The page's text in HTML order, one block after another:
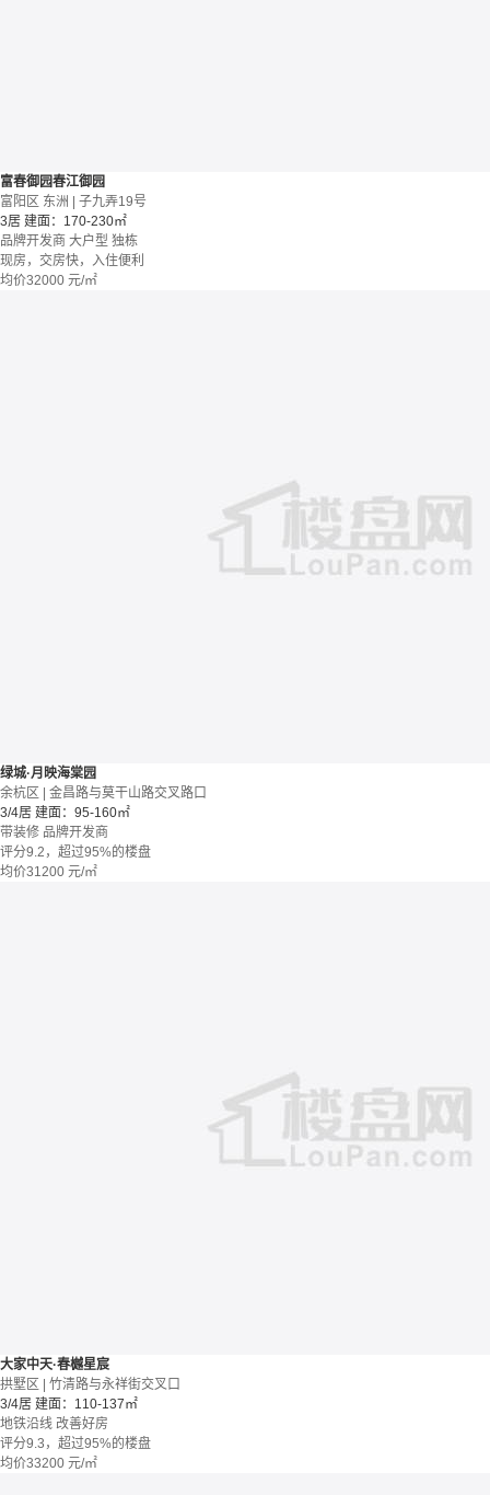
富春御园春江御园
富阳区 东洲 | 子九弄19号
3居 建面：170-230㎡
品牌开发商 大户型 独栋
现房，交房快，入住便利
均价32000 元/㎡
绿城·月映海棠园
余杭区 | 金昌路与莫干山路交叉路口
3/4居 建面：95-160㎡
带装修 品牌开发商
评分9.2，超过95%的楼盘
均价31200 元/㎡
大家中天·春樾星宸
拱墅区 | 竹清路与永祥街交叉口
3/4居 建面：110-137㎡
地铁沿线 改善好房
评分9.3，超过95%的楼盘
均价33200 元/㎡